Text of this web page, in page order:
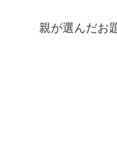
親が選んだお